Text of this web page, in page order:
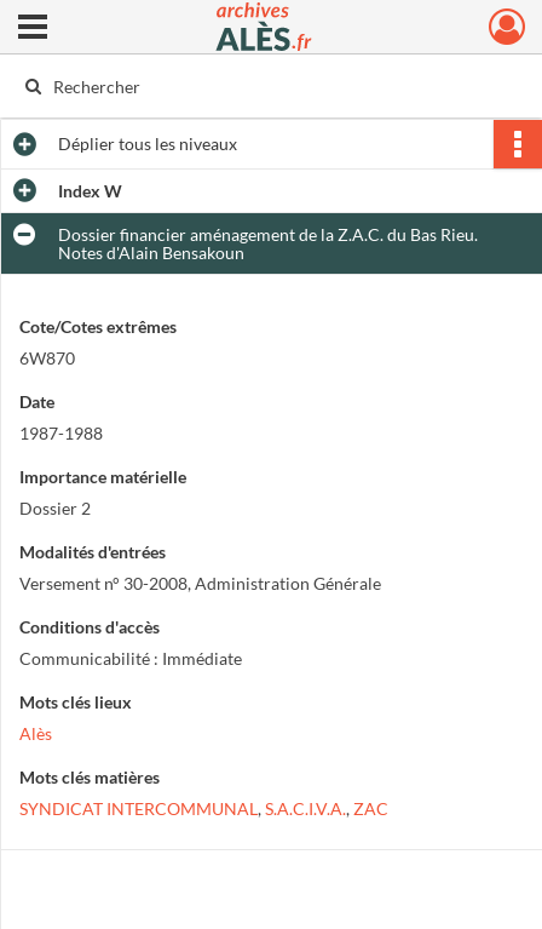
Archives municipales d'Alès
Ouvrir le menu déroulant
Dépliertous les niveaux
Index W
Dossier financier aménagement de la Z.A.C. du Bas Rieu.
Notes d'Alain Bensakoun
Cote/Cotes extrêmes
6W870
Date
1987-1988
Importance matérielle
Dossier 2
Modalités d'entrées
Versement n° 30-2008, Administration Générale
Conditions d'accès
Communicabilité : Immédiate
Mots clés lieux
Alès
Mots clés matières
SYNDICAT INTERCOMMUNAL,S.A.C.I.V.A.,ZAC